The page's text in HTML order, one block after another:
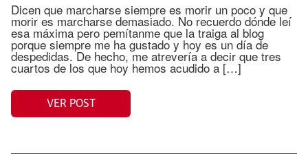
Dicen que marcharse siempre es morir un poco y que
morir es marcharse demasiado. No recuerdo dónde leí
esa máxima pero pemítanme que la traiga al blog
porque siempre me ha gustado y hoy es un día de
despedidas. De hecho, me atrevería a decir que tres
cuartos de los que hoy hemos acudido a […]
VER POST